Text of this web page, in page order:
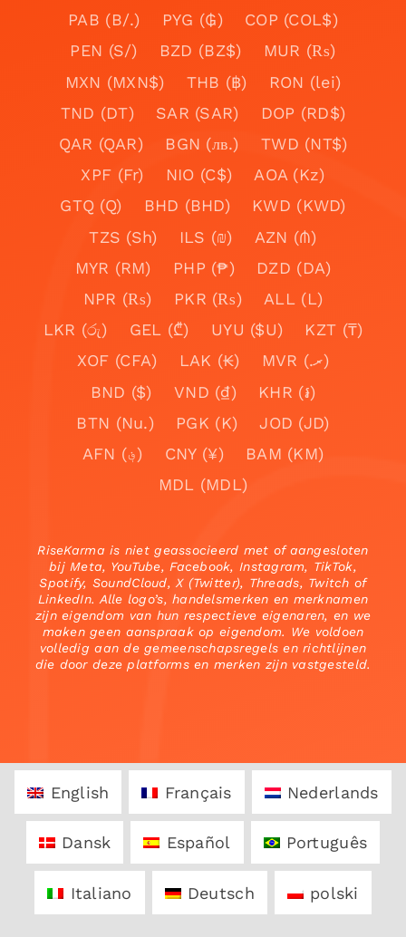
PAB (B/.)
PYG (₲)
COP (COL$)
PEN (S/)
BZD (BZ$)
MUR (₨)
MXN (MXN$)
THB (฿)
RON (lei)
TND (DT)
SAR (SAR)
DOP (RD$)
QAR (QAR)
BGN (лв.)
TWD (NT$)
XPF (Fr)
NIO (C$)
AOA (Kz)
GTQ (Q)
BHD (BHD)
KWD (KWD)
TZS (Sh)
ILS (₪)
AZN (₼)
MYR (RM)
PHP (₱)
DZD (DA)
NPR (₨)
PKR (₨)
ALL (L)
LKR (රු)
GEL (₾) UYU ($U)
KZT (₸)
XOF (CFA)
LAK (₭)
MVR (.ރ)
BND ($)
VND (₫)
KHR (៛)
BTN (Nu.)
PGK (K)
JOD (JD)
AFN (؋)
CNY (¥)
BAM (KM)
MDL (MDL)
RiseKarma is niet geassocieerd met of aangesloten
bij Meta, YouTube, Facebook, Instagram, TikTok,
Spotify, SoundCloud, X (Twitter), Threads, Twitch of
LinkedIn. Alle logo’s, handelsmerken en merknamen
zijn eigendom van hun respectieve eigenaren, en we
maken geen aanspraak op eigendom. We voldoen
volledig aan de gemeenschapsregels en richtlijnen
die door deze platforms en merken zijn vastgesteld.
English Français Nederlands
Dansk Español Português
Italiano Deutsch polski